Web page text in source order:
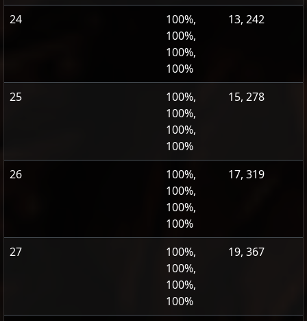
24
100%,
100%,
100%,
100%
13, 242
25
100%,
100%,
100%,
100%
15, 278
26
100%,
100%,
100%,
100%
17, 319
27
100%,
100%,
100%,
100%
19, 367